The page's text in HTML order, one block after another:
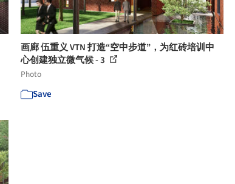
画廊 伍重义 VTN 打造“空中步道”，为红砖培训中
心创建独立微气候 - 3
Photo
Save